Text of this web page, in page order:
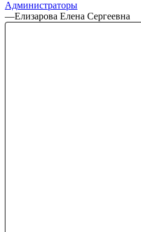
Администраторы
—Елизарова Елена Сергеевна